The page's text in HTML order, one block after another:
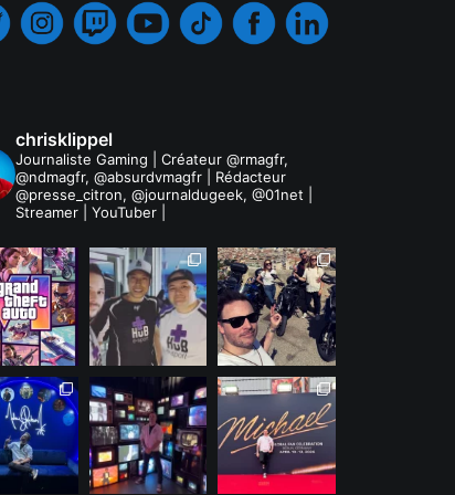
chrisklippel
Journaliste Gaming | Créateur @rmagfr,
@ndmagfr, @absurdvmagfr | Rédacteur
@presse_citron, @journaldugeek, @01net |
Streamer | YouTuber |